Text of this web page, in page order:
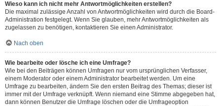
Wieso kann ich nicht mehr Antwortmöglichkeiten erstellen?
Die maximal zulässige Anzahl von Antwortmöglichkeiten wird durch die Board-
Administration festgelegt. Wenn Sie glauben, mehr Antwortmöglichkeiten als
zugelassen zu benötigen, kontaktieren Sie einen Administrator.
Nach oben
Wie bearbeite oder lösche ich eine Umfrage?
Wie bei den Beiträgen können Umfragen nur vom ursprünglichen Verfasser,
einem Moderator oder einem Administrator bearbeitet werden. Um eine
Umfrage zu bearbeiten, ändern Sie den ersten Beitrag des Themas; dieser ist
immer mit der Umfrage verknüpft. Wenn niemand eine Stimme abgegeben hat,
dann können Benutzer die Umfrage löschen oder die Umfrageoption